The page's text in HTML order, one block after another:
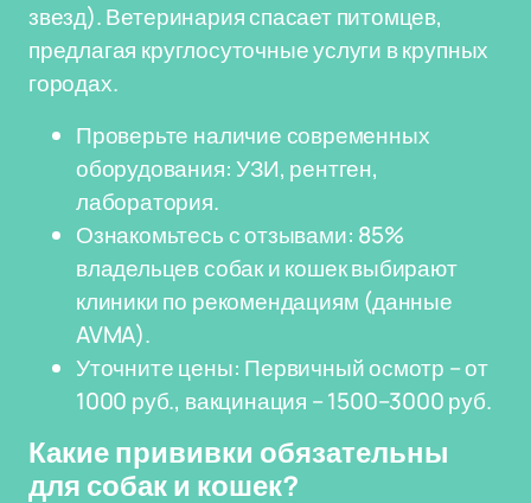
звезд). Ветеринария спасает питомцев,
предлагая круглосуточные услуги в крупных
городах.
Проверьте наличие современных
оборудования: УЗИ, рентген,
лаборатория.
Ознакомьтесь с отзывами: 85%
владельцев собак и кошек выбирают
клиники по рекомендациям (данные
AVMA).
Уточните цены: Первичный осмотр – от
1000 руб., вакцинация – 1500–3000 руб.
Какие прививки обязательны
для собак и кошек?